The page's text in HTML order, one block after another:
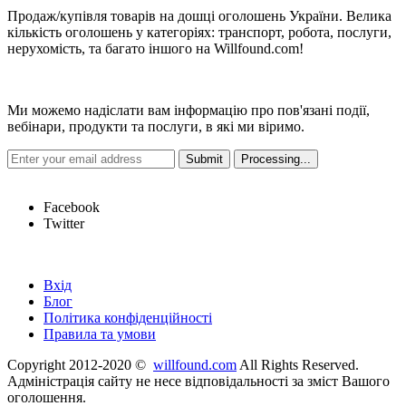
Продаж/купівля товарів на дошці оголошень України. Велика
кількість оголошень у категоріях: транспорт, робота, послуги,
нерухомість, та багато іншого на Willfound.com!
Ми можемо надіслати вам інформацію про пов'язані події,
вебінари, продукти та послуги, в які ми віримо.
Facebook
Twitter
Вхід
Блог
Політика конфіденційності
Правила та умови
Copyright 2012-2020 © willfound.com All Rights Reserved.
Адміністрація сайту не несе відповідальності за зміст Вашого
оголошення.